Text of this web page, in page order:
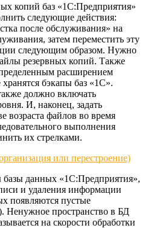
копий баз «1С:Предприятия»
следующие действия:
после обслуживания» на
затем переместить эту
следующим образом. Нужно
резервных копий. Также
расширением
хранятся бэкапы баз «1С».
должно включать
И, наконец, задать
возраста файлов во время
выполнения
их стрелками.
или перестроение)
данных «1С:Предприятия»,
и удаления информации
появляются пустые
Ненужное пространство в БД
на скорости обработки